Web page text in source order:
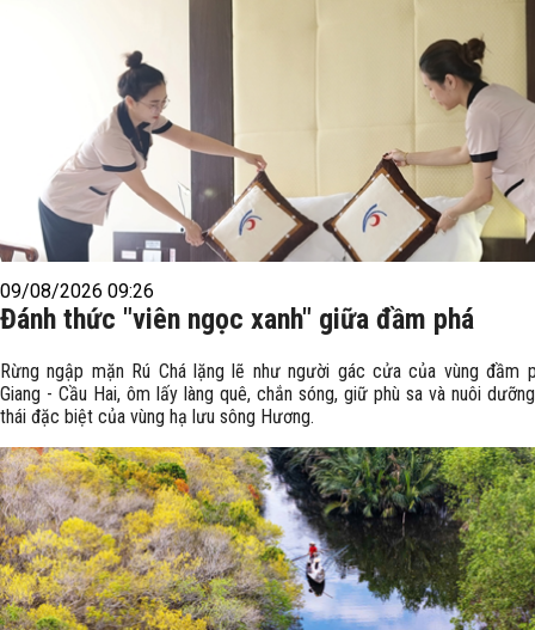
09/08/2026 09:26
Đánh thức "viên ngọc xanh" giữa đầm phá
Rừng ngập mặn Rú Chá lặng lẽ như người gác cửa của vùng đầm
Giang - Cầu Hai, ôm lấy làng quê, chắn sóng, giữ phù sa và nuôi
thái đặc biệt của vùng hạ lưu sông Hương.